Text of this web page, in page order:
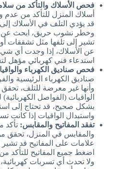
فحص الأسلاك والتأكد من
أسلاك المنزل للتأكد من عدم
قد يؤدي التلف في الأسلاك
وخطر نشوب حريق، ابحث عن
تشير إلى تلفها مثل تشققات
عن الأسلاك، إذا وجدت أي
استدعاء فني كهربائي مؤهل
فحص صناديق الكهرباء
صناديق الكهرباء الرئيسية
وأنها غير معرضة للتلف،
الواقيات (الفواصل
بشكل صحيح، قد تحتاج إلى
واستبدال الواقيات إذا
تفقد المفاتيح والمقابس: تأكد
والمقابس في المنزل، تحقق
علامات على المفاتيح قد
اضغط جميع المفاتيح للتأكد
ولا تحدث أي تسربات